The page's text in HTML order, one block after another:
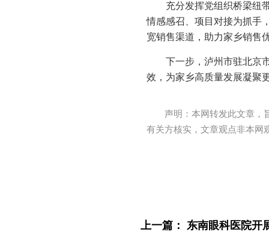
充分发挥党组织桥梁纽
情感感召、项目对接为抓手
宽销售渠道，助力家乡销售
下一步，泸州市驻北京
效，为家乡高质量发展凝聚
声明：本网转发此文章，
有关方核实，文章观点非本网
上一篇： 东南眼科医院开